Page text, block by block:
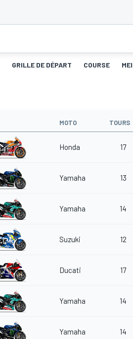
GRILLE DE DÉPART COURSE
MOTO TOURS
Honda 17
Yamaha 13
Yamaha 14
Suzuki 12
Ducati 17
Yamaha 14
Yamaha 14